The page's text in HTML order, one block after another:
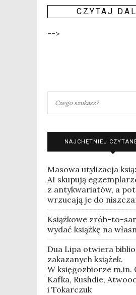
CZY­TAJ
-->
NAJCHĘTNIEJ
Masowa utylizacja
AI skupują
z antykwariatów, a
wrzucają je do
Książkowe zrób-to-
wydać książkę na
Dua Lipa otwiera
zakazanych książek.
W księgozbiorze m.in.
Kafka, Rushdie,
i Tokarczuk